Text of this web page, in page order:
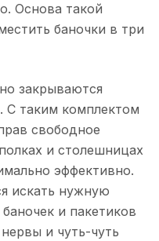
Основа такой
баночки в три
закрываются
таким комплектом
свободное
и столешницах
эффективно.
искать нужную
и пакетиков
и чуть-чуть